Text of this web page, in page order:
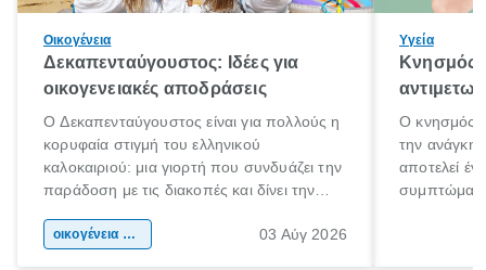
Οικογένεια
Δεκαπενταύγουστος: Ιδέες για
οικογενειακές αποδράσεις
Ο Δεκαπενταύγουστος είναι για πολλούς η
κορυφαία στιγμή του ελληνικού
καλοκαιριού: μια γιορτή που συνδυάζει την
παράδοση με τις διακοπές και δίνει την
χώρας. Είτε πρόκειται για λίγες μέρες
οικογένεια & παιδί 03 Αύγ 2026
Υγεία
Κνησμός:
Ο κνησμός
την ανάγκη
αποτελεί